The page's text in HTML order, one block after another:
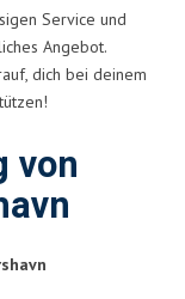
Service und
Angebot.
dich bei deinem
von